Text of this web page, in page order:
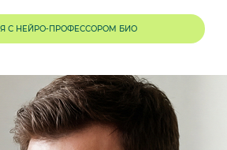
С НЕЙРО-ПРОФЕССОРОМ БИО